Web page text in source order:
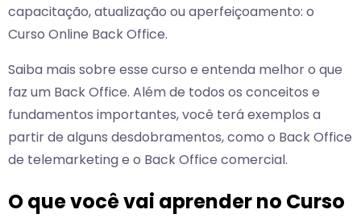
capacitação, atualização ou aperfeiçoamento: o
Curso Online Back Office.
Saiba mais sobre esse curso e entenda melhor o que
faz um Back Office. Além de todos os conceitos e
fundamentos importantes, você terá exemplos a
partir de alguns desdobramentos, como o Back Office
de telemarketing e o Back Office comercial.
O que você vai aprender no Curso